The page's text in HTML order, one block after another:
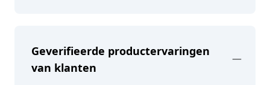
Geverifieerde productervaringen
van klanten